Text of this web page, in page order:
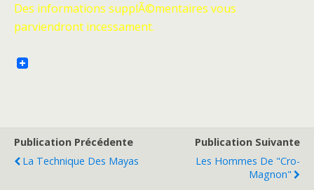
Des informations supplÃ©mentaires vous
parviendront incessament.
Publication Précédente
La Technique Des Mayas
Publication Suivante
Les Hommes De "Cro-
Magnon"